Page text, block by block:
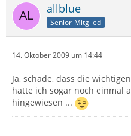
allblue
Senior-Mitglied
14. Oktober 2009 um 14:44
Ja, schade, dass die
hatte ich sogar noch einmal
hingewiesen ...